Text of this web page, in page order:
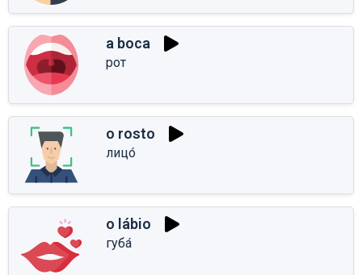
a boca
рот
o rosto
лицо́
o lábio
губа́